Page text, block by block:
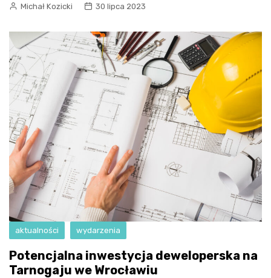
Michał Kozicki 30 lipca 2023
aktualności wydarzenia
Potencjalna inwestycja deweloperska na
Tarnogaju we Wrocławiu